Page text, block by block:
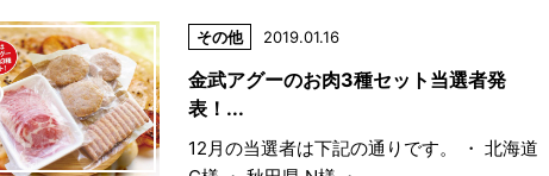
その他 2019.01.16
金武アグーのお肉3種セット当選者発
表！...
12月の当選者は下記の通りです。 ・ 北海道